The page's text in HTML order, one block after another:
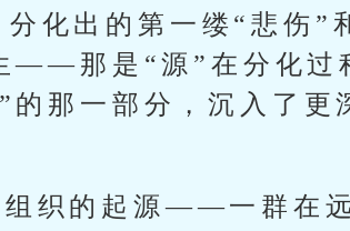
化出的第一缕“悲伤”
——那是“源”在分化过
那一部分，沉入了更
组织的起源——一群在